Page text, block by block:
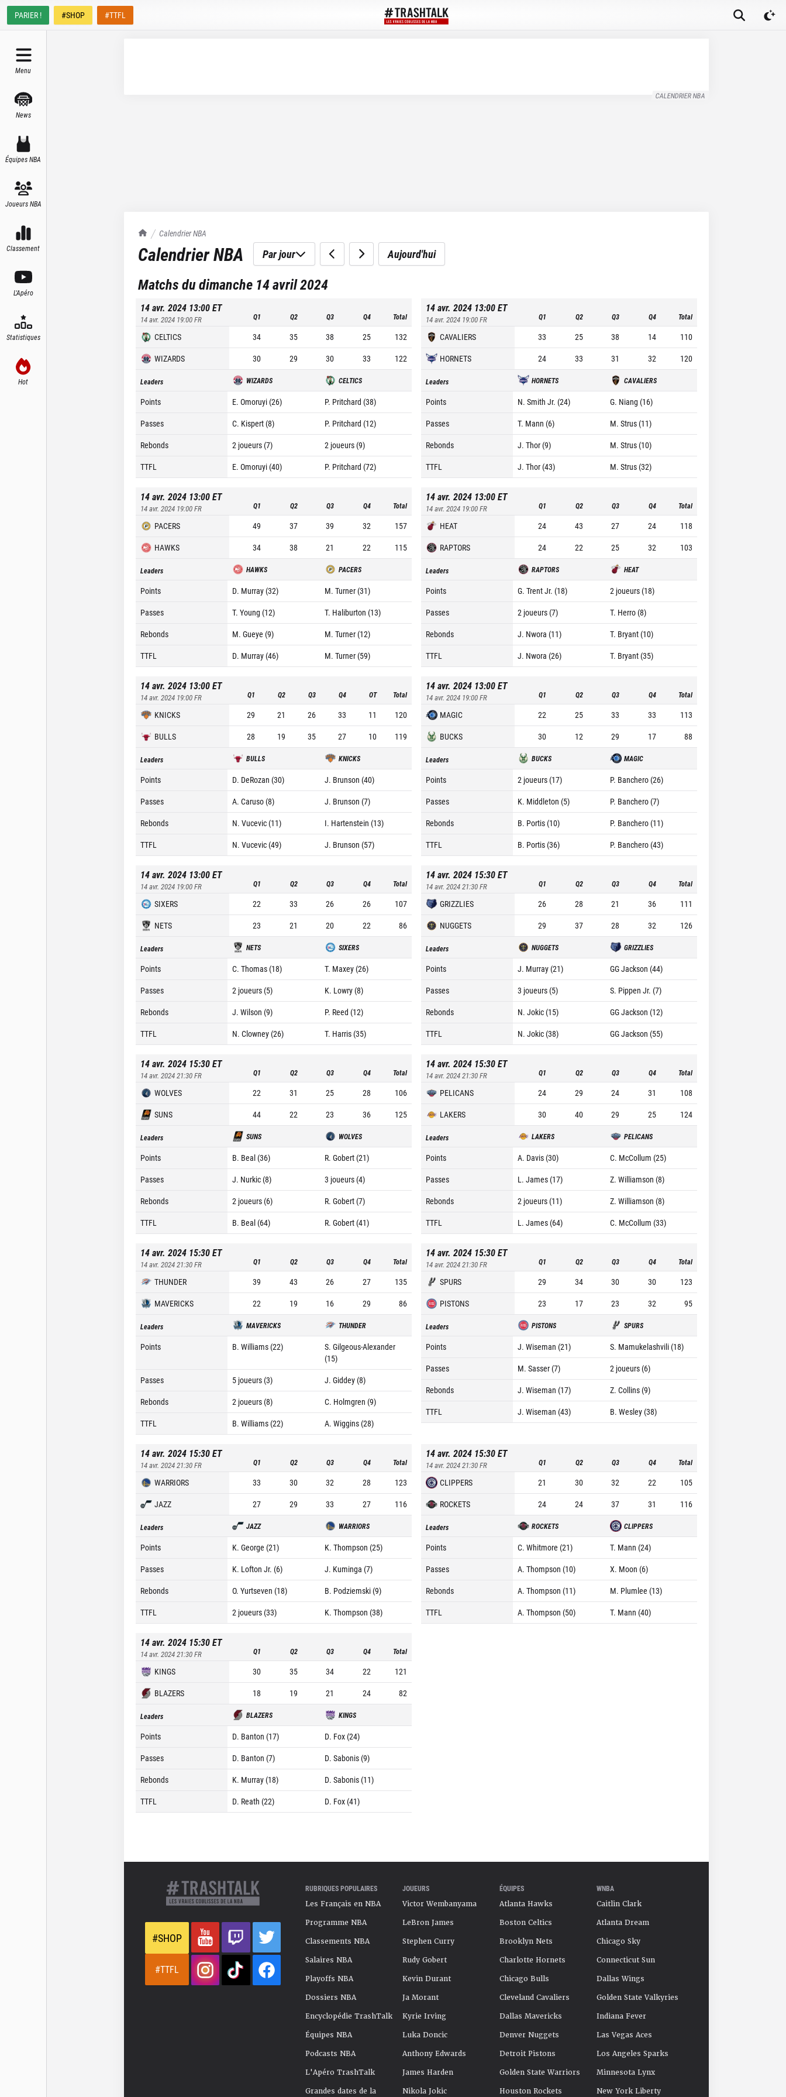
PARIER ! #SHOP #TTFL
Menu
News
Équipes NBA
Joueurs NBA
Classement
L'Apéro
Statistiques
Hot
CALENDRIER NBA
TrashTalk Actu NBA
Calendrier NBA
Calendrier NBA Par jour Aujourd'hui
Matchs du dimanche 14 avril 2024
14 avr. 2024 13:00ET
14 avr. 2024 19:00FR Q1 Q2 Q3 Q4 Total
CELTICS 34 35 38 25
132
WIZARDS
30 29 30 33 122
Leaders WIZARDS CELTICS
Points E. Omoruyi (26)
P. Pritchard (38)
Passes
C. Kispert (8)
P. Pritchard (12)
Rebonds
2 joueurs (7)
2 joueurs (9)
TTFL
E. Omoruyi (40) P. Pritchard (72)
14 avr. 2024 13:00ET
14 avr. 2024 19:00FR Q1 Q2 Q3 Q4 Total
CAVALIERS 33 25 38 14
110
HORNETS
24 33 31 32 120
Leaders HORNETS CAVALIERS
Points N. Smith Jr. (24)
G. Niang (16)
Passes
T. Mann (6)
M. Strus (11)
Rebonds
J. Thor (9)
M. Strus (10)
TTFL
J. Thor (43) M. Strus (32)
14 avr. 2024 13:00ET
14 avr. 2024 19:00FR Q1 Q2 Q3 Q4 Total
PACERS 49 37 39 32
157
HAWKS
34 38 21 22 115
Leaders HAWKS PACERS
Points D. Murray (32)
M. Turner (31)
Passes
T. Young (12)
T. Haliburton (13)
Rebonds
M. Gueye (9)
M. Turner (12)
TTFL
D. Murray (46) M. Turner (59)
14 avr. 2024 13:00ET
14 avr. 2024 19:00FR Q1 Q2 Q3 Q4 Total
HEAT 24 43 27 24
118
RAPTORS
24 22 25 32 103
Leaders RAPTORS HEAT
Points G. Trent Jr. (18)
2 joueurs (18)
Passes
2 joueurs (7)
T. Herro (8)
Rebonds
J. Nwora (11)
T. Bryant (10)
TTFL
J. Nwora (26) T. Bryant (35)
14 avr. 2024 13:00ET
14 avr. 2024 19:00FR Q1 Q2 Q3 Q4 OT Total
KNICKS 29 21 26 33 11
120
BULLS
28 19 35 27 10 119
Leaders BULLS KNICKS
Points D. DeRozan (30)
J. Brunson (40)
Passes
A. Caruso (8)
J. Brunson (7)
Rebonds
N. Vucevic (11)
I. Hartenstein (13)
TTFL
N. Vucevic (49) J. Brunson (57)
14 avr. 2024 13:00ET
14 avr. 2024 19:00FR Q1 Q2 Q3 Q4 Total
MAGIC 22 25 33 33
113
BUCKS
30 12 29 17 88
Leaders BUCKS MAGIC
Points 2 joueurs (17)
P. Banchero (26)
Passes
K. Middleton (5)
P. Banchero (7)
Rebonds
B. Portis (10)
P. Banchero (11)
TTFL
B. Portis (36) P. Banchero (43)
14 avr. 2024 13:00ET
14 avr. 2024 19:00FR Q1 Q2 Q3 Q4 Total
SIXERS 22 33 26 26
107
NETS
23 21 20 22 86
Leaders NETS SIXERS
Points C. Thomas (18)
T. Maxey (26)
Passes
2 joueurs (5)
K. Lowry (8)
Rebonds
J. Wilson (9)
P. Reed (12)
TTFL
N. Clowney (26) T. Harris (35)
14 avr. 2024 15:30ET
14 avr. 2024 21:30FR Q1 Q2 Q3 Q4 Total
GRIZZLIES 26 28 21 36
111
NUGGETS
29 37 28 32 126
Leaders NUGGETS GRIZZLIES
Points J. Murray (21)
GG Jackson (44)
Passes
3 joueurs (5)
S. Pippen Jr. (7)
Rebonds
N. Jokic (15)
GG Jackson (12)
TTFL
N. Jokic (38) GG Jackson (55)
14 avr. 2024 15:30ET
14 avr. 2024 21:30FR Q1 Q2 Q3 Q4 Total
WOLVES 22 31 25 28
106
SUNS
44 22 23 36 125
Leaders SUNS WOLVES
Points B. Beal (36)
R. Gobert (21)
Passes
J. Nurkic (8)
3 joueurs (4)
Rebonds
2 joueurs (6)
R. Gobert (7)
TTFL
B. Beal (64) R. Gobert (41)
14 avr. 2024 15:30ET
14 avr. 2024 21:30FR Q1 Q2 Q3 Q4 Total
PELICANS 24 29 24 31
108
LAKERS
30 40 29 25 124
Leaders LAKERS PELICANS
Points A. Davis (30)
C. McCollum (25)
Passes
L. James (17)
Z. Williamson (8)
Rebonds
2 joueurs (11)
Z. Williamson (8)
TTFL
L. James (64) C. McCollum (33)
14 avr. 2024 15:30ET
14 avr. 2024 21:30FR Q1 Q2 Q3 Q4 Total
THUNDER 39 43 26 27
135
MAVERICKS
22 19 16 29 86
Leaders MAVERICKS THUNDER
Points B. Williams (22)
S. Gilgeous-Alexander
(15)
Passes
5 joueurs (3)
J. Giddey (8)
Rebonds
2 joueurs (8)
C. Holmgren (9)
TTFL
B. Williams (22) A. Wiggins (28)
14 avr. 2024 15:30ET
14 avr. 2024 21:30FR Q1 Q2 Q3 Q4 Total
SPURS 29 34 30 30
123
PISTONS
23 17 23 32 95
Leaders PISTONS SPURS
Points J. Wiseman (21)
S. Mamukelashvili (18)
Passes
M. Sasser (7)
2 joueurs (6)
Rebonds
J. Wiseman (17)
Z. Collins (9)
TTFL
J. Wiseman (43) B. Wesley (38)
14 avr. 2024 15:30ET
14 avr. 2024 21:30FR Q1 Q2 Q3 Q4 Total
WARRIORS 33 30 32 28
123
JAZZ
27 29 33 27 116
Leaders JAZZ WARRIORS
Points K. George (21)
K. Thompson (25)
Passes
K. Lofton Jr. (6)
J. Kuminga (7)
Rebonds
O. Yurtseven (18)
B. Podziemski (9)
TTFL
2 joueurs (33) K. Thompson (38)
14 avr. 2024 15:30ET
14 avr. 2024 21:30FR Q1 Q2 Q3 Q4 Total
CLIPPERS 21 30 32 22
105
ROCKETS
24 24 37 31 116
Leaders ROCKETS CLIPPERS
Points C. Whitmore (21)
T. Mann (24)
Passes
A. Thompson (10)
X. Moon (6)
Rebonds
A. Thompson (11)
M. Plumlee (13)
TTFL
A. Thompson (50) T. Mann (40)
14 avr. 2024 15:30ET
14 avr. 2024 21:30FR Q1 Q2 Q3 Q4 Total
KINGS 30 35 34 22
121
BLAZERS
18 19 21 24 82
Leaders BLAZERS KINGS
Points D. Banton (17)
D. Fox (24)
Passes
D. Banton (7)
D. Sabonis (9)
Rebonds
K. Murray (18)
D. Sabonis (11)
TTFL
D. Reath (22) D. Fox (41)
#SHOP
#TTFL
RUBRIQUES POPULAIRES
Les Français en NBA
Programme NBA
Classements NBA
Salaires NBA
Playoffs NBA
Dossiers NBA
Encyclopédie TrashTalk
Équipes NBA
Podcasts NBA
L'Apéro TrashTalk
Grandes dates de la
JOUEURS
Victor Wembanyama
LeBron James
Stephen Curry
Rudy Gobert
Kevin Durant
Ja Morant
Kyrie Irving
Luka Doncic
Anthony Edwards
James Harden
Nikola Jokic
ÉQUIPES
Atlanta Hawks
Boston Celtics
Brooklyn Nets
Charlotte Hornets
Chicago Bulls
Cleveland Cavaliers
Dallas Mavericks
Denver Nuggets
Detroit Pistons
Golden State Warriors
Houston Rockets
WNBA
Caitlin Clark
Atlanta Dream
Chicago Sky
Connecticut Sun
Dallas Wings
Golden State Valkyries
Indiana Fever
Las Vegas Aces
Los Angeles Sparks
Minnesota Lynx
New York Liberty